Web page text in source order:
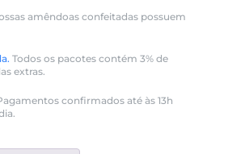
amêndoas confeitadas possuem
Todos os pacotes contém 3% de
extras.
confirmados até às 13h